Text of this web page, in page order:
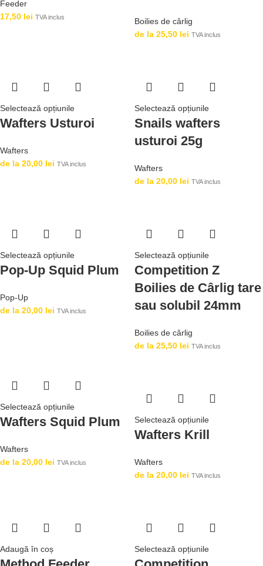
Feeder
17,50 lei TVA inclus
Boilies de cârlig
de la 25,50 lei TVA inclus
Selectează opțiunile
Wafters Usturoi
Wafters
de la 20,00 lei TVA inclus
Selectează opțiunile
Snails wafters
usturoi 25g
Wafters
de la 20,00 lei TVA inclus
Selectează opțiunile
Pop-Up Squid Plum
Pop-Up
de la 20,00 lei TVA inclus
Selectează opțiunile
Competition Z
Boilies de Cârlig tare
sau solubil 24mm
Boilies de cârlig
de la 25,50 lei TVA inclus
Selectează opțiunile
Wafters Squid Plum
Wafters
de la 20,00 lei TVA inclus
Selectează opțiunile
Wafters Krill
Wafters
de la 20,00 lei TVA inclus
Adaugă în coș Selectează opțiunile